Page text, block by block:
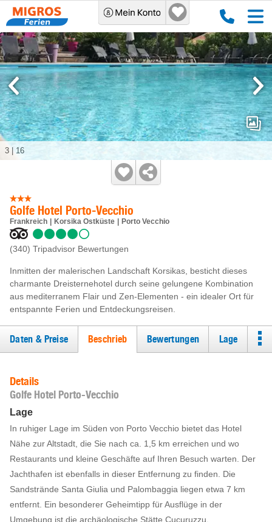
Golfe Hotel Porto-Vecchio
Frankreich Korsika Ostküste Porto Vecchio
(340) Tripadvisor Bewertungen
Inmitten der malerischen Landschaft Korsikas, besticht dieses
charmante Dreisternehotel durch seine gelungene Kombination
aus mediterranem Flair und Zen-Elementen - ein idealer Ort für
entspannte Ferien und Entdeckungsreisen.
3 16
Daten & Preise Beschrieb Bewertungen Lage
Details
Golfe Hotel Porto-Vecchio
Lage
In ruhiger Lage im Süden von Porto Vecchio bietet das Hotel
Nähe zur Altstadt, die Sie nach ca. 1,5 km erreichen und wo
Restaurants und kleine Geschäfte auf Ihren Besuch warten. Der
Jachthafen ist ebenfalls in dieser Entfernung zu finden. Die
Sandstrände Santa Giulia und Palombaggia liegen etwa 7 km
entfernt. Ein besonderer Geheimtipp für Ausflüge in der
Umgebung ist die archäologische Stätte Cucuruzzu.